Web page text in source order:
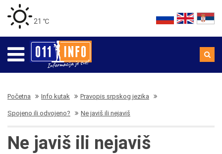
21 ℃
Početna Info kutak Pravopis srpskog jezika
Spojeno ili odvojeno? Ne javiš ili nejaviš
Ne javiš ili nejaviš